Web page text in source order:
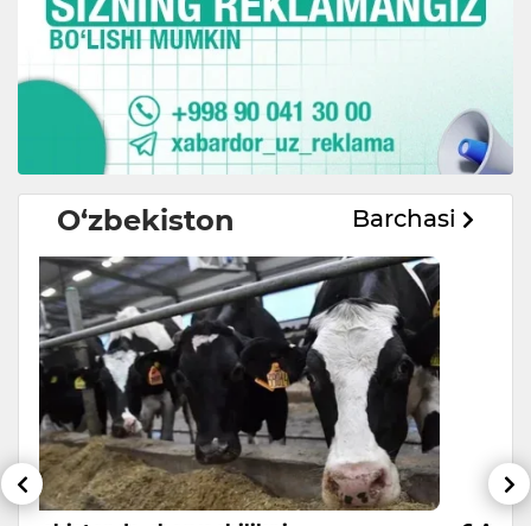
O‘zbekiston Barchasi